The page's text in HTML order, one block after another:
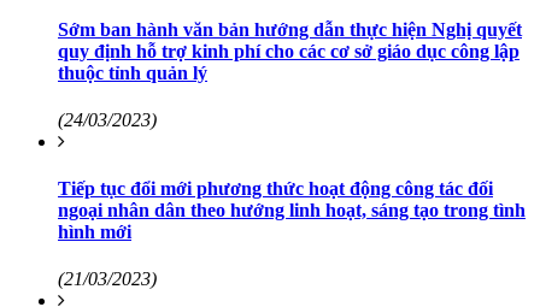
Sớm ban hành văn bản hướng dẫn thực hiện Nghị quyết
quy định hỗ trợ kinh phí cho các cơ sở giáo dục công lập
thuộc tỉnh quản lý
(24/03/2023)
Tiếp tục đổi mới phương thức hoạt động công tác đối
ngoại nhân dân theo hướng linh hoạt, sáng tạo trong tình
hình mới
(21/03/2023)